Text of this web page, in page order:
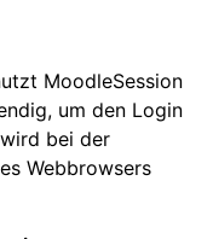
MoodleSession
um den Login
bei der
Webbrowsers